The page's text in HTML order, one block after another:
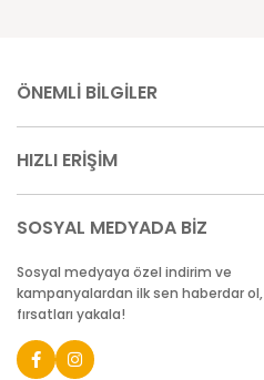
ÖNEMLİ BİLGİLER
HIZLI ERİŞİM
SOSYAL MEDYADA BİZ
Sosyal medyaya özel indirim ve
kampanyalardan ilk sen haberdar ol,
fırsatları yakala!